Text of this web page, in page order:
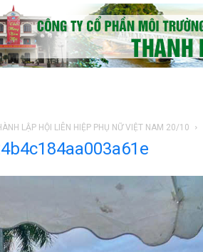
LẬP HỘI LIÊN HIỆP PHỤ NỮ VIỆT NAM 20/10